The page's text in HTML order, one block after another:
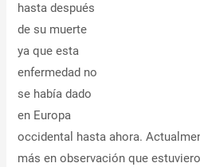
hasta después
de su muerte
ya que esta
enfermedad no
se había dado
en Europa
occidental hasta ahora.
más en observación que